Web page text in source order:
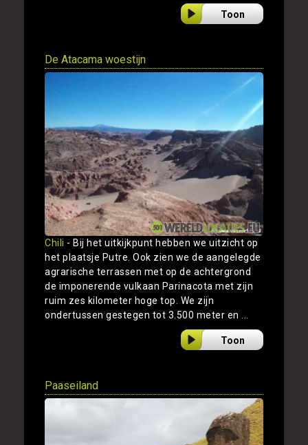
Toon
De Atacama woestijn
Chili - Bij het uitkijkpunt hebben we uitzicht op
het plaatsje Putre. Ook zien we de aangelegde
agrarische terrassen met op de achtergrond
de imponerende vulkaan Parinacota met zijn
ruim zes kilometer hoge top. We zijn
ondertussen gestegen tot 3.500 meter en ...
Toon
Paaseiland